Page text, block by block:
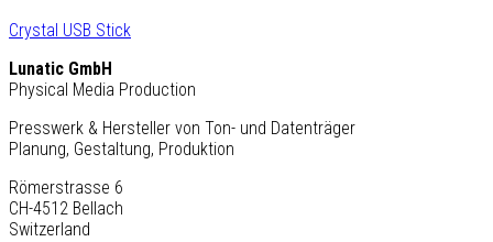
Crystal USB Stick
Lunatic GmbH
Physical Media Production
Presswerk & Hersteller von Ton- und Datenträger
Planung, Gestaltung, Produktion
Römerstrasse 6
CH-4512 Bellach
Switzerland